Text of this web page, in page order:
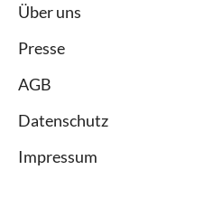
Über uns
Presse
AGB
Datenschutz
Impressum